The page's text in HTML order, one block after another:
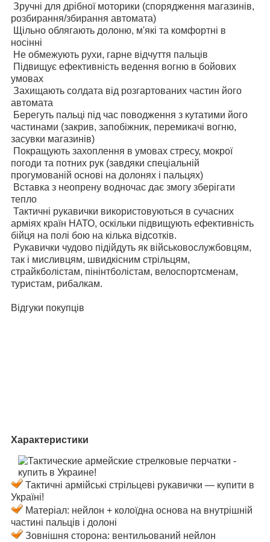
Зручні для дрібної моторики (спорядження магазинів,
розбирання/збирання автомата)
Щільно облягають долоню, м'які та комфортні в
носінні
Не обмежують рухи, гарне відчуття пальців
Підвищує ефективність ведення вогню в бойових
умовах
Захищають солдата від розгартованих частин його
автомата
Берегуть пальці під час поводження з кутатими його
частинами (закрив, запобіжник, перемикачі вогню,
засувки магазинів)
Покращують захоплення в умовах стресу, мокрої
погоди та потних рук (завдяки спеціальній
прогумованій основі на долонях і пальцях)
Вставка з неопрену водночас дає змогу зберігати
тепло
Тактичні рукавички використовуються в сучасних
арміях країн НАТО, оскільки підвищують ефективність
бійця на полі бою на кілька відсотків.
Рукавички чудово підійдуть як військовослужбовцям,
так і мисливцям, швидкісним стрільцям,
страйкболістам, пінінтболістам, велоспортсменам,
туристам, рибалкам.
Відгуки покупців
Характеристики
Тактичні армійські стрільцеві рукавички — купити в
Україні!
Матеріал: нейлон + колоїдна основа на внутрішній
частині пальців і долоні
Зовнішня сторона: вентильований нейлон